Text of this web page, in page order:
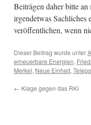
Beiträgen daher bitte
irgendetwas
veröffentlichen, wenn
Dieser Beitrag wurde unter
erneuerbare Energien,
Merkel, Neue Einheit,
← Klage gegen das RKI